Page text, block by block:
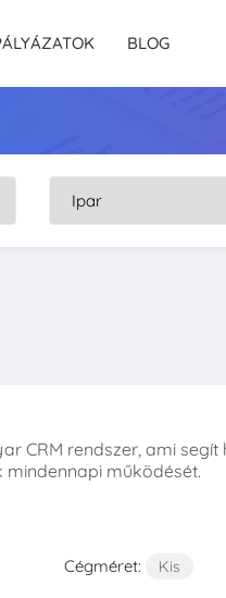
BLOG
CRM rendszer, ami
működését.
Cégméret: Kis